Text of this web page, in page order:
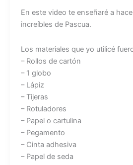
En este video te enseñaré a
increíbles de Pascua.
Los materiales que yo utilicé
– Rollos de cartón
– 1 globo
– Lápiz
– Tijeras
– Rotuladores
– Papel o cartulina
– Pegamento
– Cinta adhesiva
– Papel de seda